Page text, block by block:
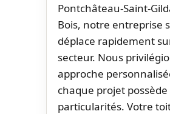
Pontchâteau-Saint-
Bois, notre entreprise
déplace rapidement
secteur. Nous
approche
chaque projet possède
particularités. Votre